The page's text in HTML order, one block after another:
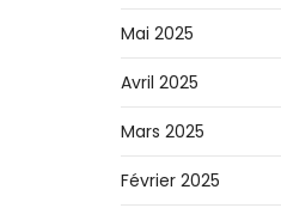
Mai 2025
Avril 2025
Mars 2025
Février 2025